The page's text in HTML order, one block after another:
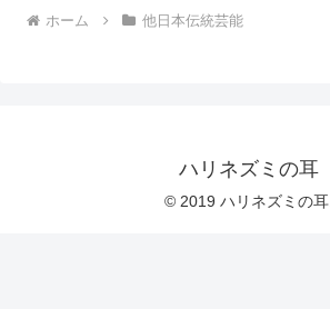
ホーム 他日本伝統芸能
ハリネズミの耳
© 2019 ハリネズミの耳.